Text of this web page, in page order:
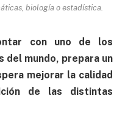
biología o estadística.
con uno de los
del mundo, prepara un
mejorar la calidad
de las distintas